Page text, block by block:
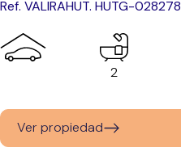
Ref. VALIRAHUT. HUTG-028278
2
Ver propiedad